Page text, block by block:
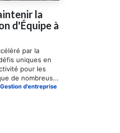
la
d'Équipe à
par la
uniques en
pour les
de nombreus...
Gestion d'entreprise